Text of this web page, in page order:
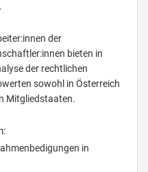
der
bieten in
der rechtlichen
sowohl in Österreich
Mitgliedstaaten.
in